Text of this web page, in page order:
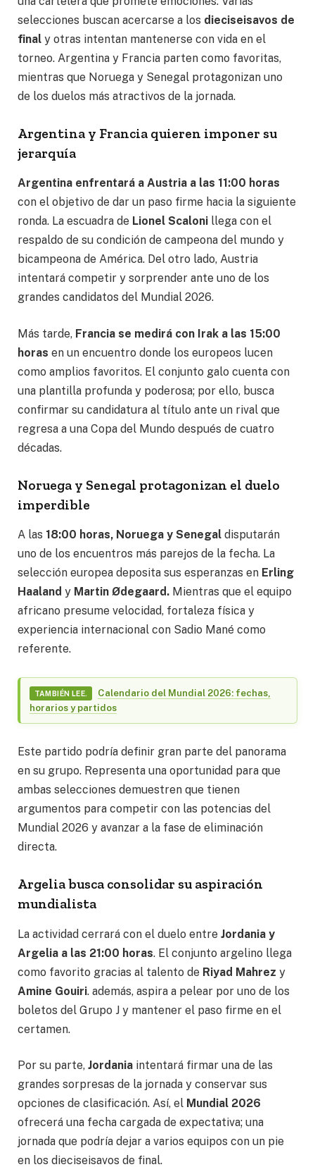
selecciones buscan acercarse a los dieciseisavos de
final y otras intentan mantenerse con vida en el
torneo. Argentina y Francia parten como favoritas,
mientras que Noruega y Senegal protagonizan uno
de los duelos más atractivos de la jornada.
Argentina y Francia quieren imponer su
jerarquía
Argentina enfrentará a Austria a las 11:00 horas
con el objetivo de dar un paso firme hacia la siguiente
ronda. La escuadra de Lionel Scaloni llega con el
respaldo de su condición de campeona del mundo y
bicampeona de América. Del otro lado, Austria
intentará competir y sorprender ante uno de los
grandes candidatos del Mundial 2026.
Más tarde, Francia se medirá con Irak a las 15:00
horas en un encuentro donde los europeos lucen
como amplios favoritos. El conjunto galo cuenta con
una plantilla profunda y poderosa; por ello, busca
confirmar su candidatura al título ante un rival que
regresa a una Copa del Mundo después de cuatro
décadas.
Noruega y Senegal protagonizan el duelo
imperdible
A las 18:00 horas, Noruega y Senegal disputarán
uno de los encuentros más parejos de la fecha. La
selección europea deposita sus esperanzas en Erling
Haaland y Martin Ødegaard. Mientras que el equipo
africano presume velocidad, fortaleza física y
experiencia internacional con Sadio Mané como
referente.
TAMBIÉN LEE.
Calendario del Mundial 2026: fechas,
horarios y partidos
Este partido podría definir gran parte del panorama
en su grupo. Representa una oportunidad para que
ambas selecciones demuestren que tienen
argumentos para competir con las potencias del
Mundial 2026 y avanzar a la fase de eliminación
directa.
Argelia busca consolidar su aspiración
mundialista
La actividad cerrará con el duelo entre Jordania y
Argelia a las 21:00 horas. El conjunto argelino llega
como favorito gracias al talento de Riyad Mahrez y
Amine Gouiri. además, aspira a pelear por uno de los
boletos del Grupo J y mantener el paso firme en el
certamen.
Por su parte, Jordania intentará firmar una de las
grandes sorpresas de la jornada y conservar sus
opciones de clasificación. Así, el Mundial 2026
ofrecerá una fecha cargada de expectativa; una
jornada que podría dejar a varios equipos con un pie
en los dieciseisavos de final.